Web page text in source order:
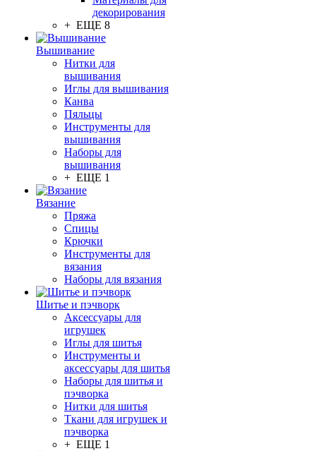
декорирования
+ ЕЩЕ 8
Вышивание
Нитки для
вышивания
Иглы для вышивания
Канва
Пяльцы
Инструменты для
вышивания
Наборы для
вышивания
+ ЕЩЕ 1
Вязание
Пряжа
Спицы
Крючки
Инструменты для
вязания
Наборы для вязания
Шитье и пэчворк
Аксессуары для
игрушек
Иглы для шитья
Инструменты и
аксессуары для шитья
Наборы для шитья и
пэчворка
Нитки для шитья
Ткани для игрушек и
пэчворка
+ ЕЩЕ 1